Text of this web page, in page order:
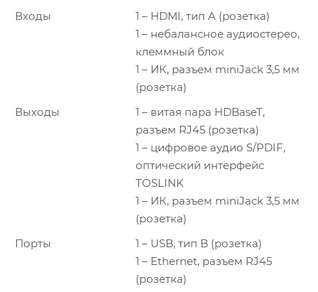
Входы
1 – HDMI, тип A (розетка)
1 – небалансное аудиостерео,
клеммный блок
1 – ИК, разъем miniJack 3,5 мм
(розетка)
Выходы
1 – витая пара HDBaseT,
разъем RJ45 (розетка)
1 – цифровое аудио S/PDIF,
оптический интерфейс
TOSLINK
1 – ИК, разъем miniJack 3,5 мм
(розетка)
Порты
1 – USB, тип B (розетка)
1 – Ethernet, разъем RJ45
(розетка)